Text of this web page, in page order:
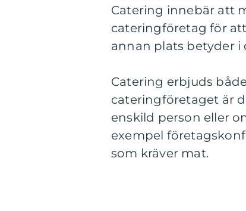
Catering innebär att
cateringföretag för
annan plats betyder i
Catering erbjuds
cateringföretaget är
enskild person eller
exempel
som kräver mat.